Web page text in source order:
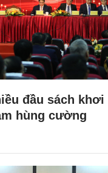
đầu sách khơi
hùng cường